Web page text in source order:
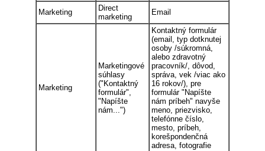
Marketing
Direct
marketing
Email
Marketing
Marketingové
súhlasy
("Kontaktný
formulár",
"Napíšte
nám...")
Kontaktný formulár
(email, typ dotknutej
osoby /súkromná,
alebo zdravotný
pracovník/, dôvod,
správa, vek /viac ako
16 rokov/), pre
formulár "Napíšte
nám príbeh" navyše
meno, priezvisko,
telefónne číslo,
mesto, príbeh,
korešpondenčná
adresa, fotografie